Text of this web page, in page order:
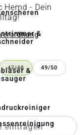
&
&
Hemd - Dein
ZURZEIT NICHT
OPTION IST ZURZEIT
47/48(DIESE OPTION IST
49/50